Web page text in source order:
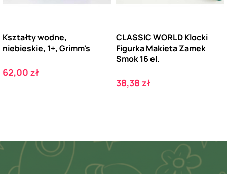
Kształty wodne,
niebieskie, 1+, Grimm's
Cena
62,00 zł
CLASSIC WORLD Klocki
Figurka Makieta Zamek
Smok 16 el.
Cena
38,38 zł